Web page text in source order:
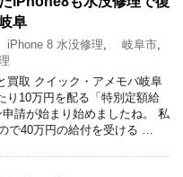
阜
iPhone 8 水没修理, 岐阜市,
買取 クイック・アメモバ岐阜
り10万円を配る「特別定額給
請が始まり始めましたね。 私
で40万円の給付を受ける …